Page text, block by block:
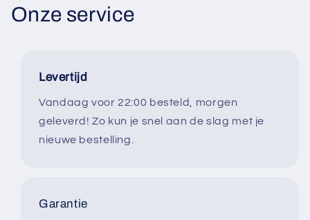
Onze service
Levertijd
Vandaag voor 22:00 besteld, morgen
geleverd! Zo kun je snel aan de slag met je
nieuwe bestelling.
Garantie